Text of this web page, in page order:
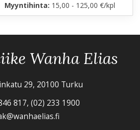
Myyntihinta: 15,00 - 125,00 €/kpl
Wanha Elias
29, 20100 Turku
817, (02) 233 1900